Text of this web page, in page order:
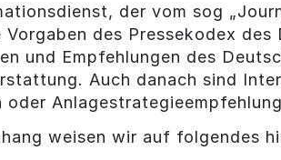
der vom sog
des Pressekodex
und Empfehlungen des
Auch danach sind
oder
weisen wir auf folgendes